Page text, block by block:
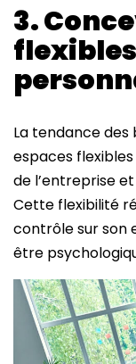
3.
La tendance des
espaces
de l’entreprise
Cette flexibilité
contrôle sur son
être